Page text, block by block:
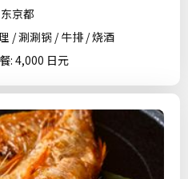
京都
/ 涮涮锅 / 牛排 / 烧酒
: 4,000 日元